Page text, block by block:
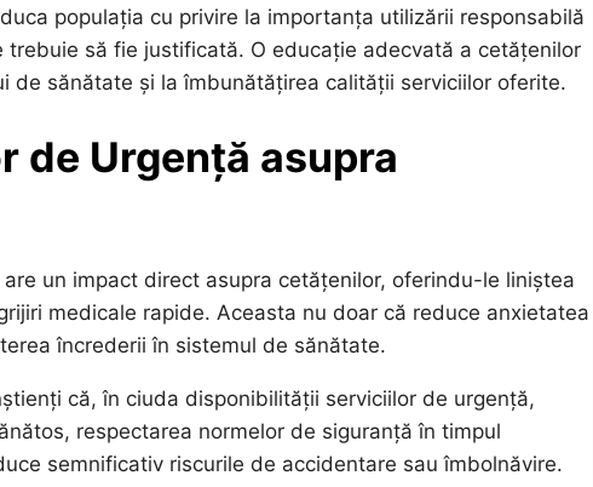
populația cu privire la importanța utilizării responsabilă
să fie justificată. O educație adecvată a cetățenilor
de sănătate și la îmbunătățirea calității serviciilor oferite.
de Urgență asupra
un impact direct asupra cetățenilor, oferindu-le liniștea
medicale rapide. Aceasta nu doar că reduce anxietatea
încrederii în sistemul de sănătate.
că, în ciuda disponibilității serviciilor de urgență,
respectarea normelor de siguranță în timpul
semnificativ riscurile de accidentare sau îmbolnăvire.